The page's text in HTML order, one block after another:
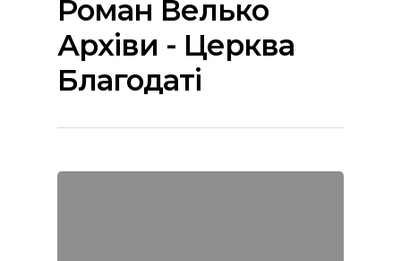
Роман Велько
Архіви - Церква
Благодаті